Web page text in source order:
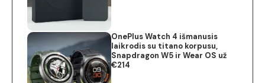
OnePlus Watch 4 išmanusis
laikrodis su titano korpusu,
Snapdragon W5 ir Wear OS už
€214